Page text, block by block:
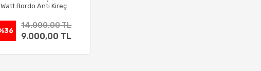
Watt Bordo Anti Kireç
14.000,00 TL
9.000,00 TL